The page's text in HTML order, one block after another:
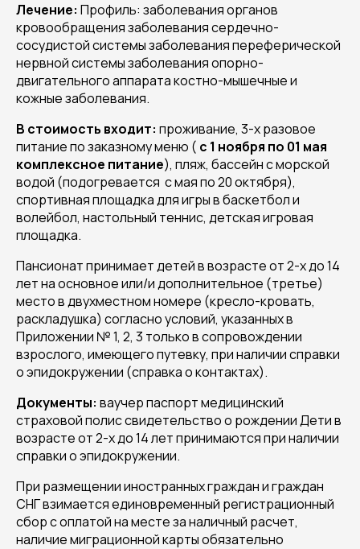
Лечение: Профиль: заболевания органов
кровообращения заболевания сердечно-
сосудистой системы заболевания переферической
нервной системы заболевания опорно-
двигательного аппарата костно-мышечные и
кожные заболевания.
В стоимость входит: проживание, 3-х разовое
питание по заказному меню ( с 1 ноября по 01 мая
комплексное питание), пляж, бассейн с морской
водой (подогревается с мая по 20 октября),
спортивная площадка для игры в баскетбол и
волейбол, настольный теннис, детская игровая
площадка.
Пансионат принимает детей в возрасте от 2-х до 14
лет на основное или/и дополнительное (третье)
место в двухместном номере (кресло-кровать,
раскладушка) согласно условий, указанных в
Приложении № 1, 2, 3 только в сопровождении
взрослого, имеющего путевку, при наличии справки
о эпидокружении (справка о контактах).
Документы: ваучер паспорт медицинский
страховой полис свидетельство о рождении Дети в
возрасте от 2-х до 14 лет принимаются при наличии
справки о эпидокружении.
При размещении иностранных граждан и граждан
СНГ взимается единовременный регистрационный
сбор с оплатой на месте за наличный расчет,
наличие миграционной карты обязательно